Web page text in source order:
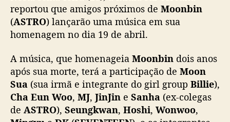
a
ã
o
m
ú
s
i
reportou que amigos próximos de Moonbin
(ASTRO) lançarão uma música em sua
homenagem no dia 19 de abril.
A música, que homenageia Moonbin dois anos
após sua morte, terá a participação de Moon
Sua (sua irmã e integrante do girl group Billie),
Cha Eun Woo, MJ, JinJin e Sanha (ex-colegas
de ASTRO), Seungkwan, Hoshi, Wonwoo,